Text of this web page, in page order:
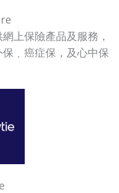
上保險產品及服務，
﹑癌症保，及心中保